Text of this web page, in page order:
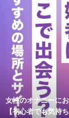
女性のオナニーに
【初心者でも気持